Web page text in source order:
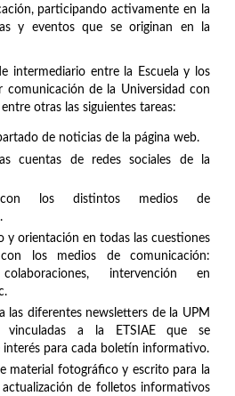
participando activamente en la
y eventos que se originan en la
intermediario entre la Escuela y los
comunicación de la Universidad con
otras las siguientes tareas:
de noticias de la página web.
cuentas de redes sociales de la
con los distintos medios de
y orientación en todas las cuestiones
con los medios de comunicación:
intervención en
las diferentes newsletters de la UPM
vinculadas a la ETSIAE que se
interés para cada boletín informativo.
material fotográfico y escrito para la
de folletos informativos